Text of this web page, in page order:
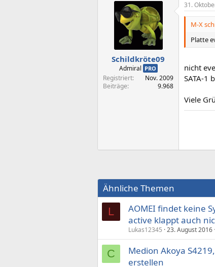
Schildkröte09
Admiral PRO
Registriert
Nov. 2009
Beiträge
9.968
31.
M-X
Platte
nicht
SATA-1
Viele
Ähnliche Themen
L
AOMEI findet keine
active klappt auch
Lukas12345 23. August 2016
C
Medion Akoya
erstellen